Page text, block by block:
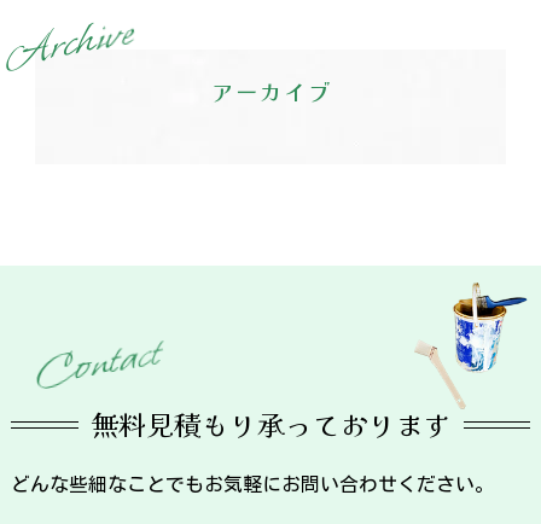
Archive
アーカイブ
Contact
無料見積もり承っております
どんな些細なことでもお気軽にお問い合わせください。